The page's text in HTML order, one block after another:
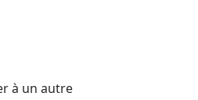
à un autre